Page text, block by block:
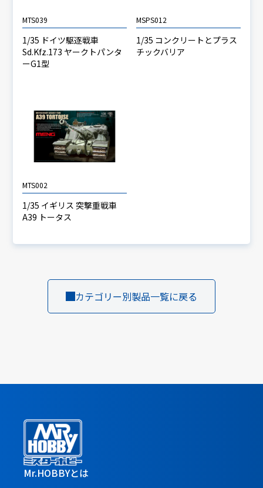
MTS039
1/35 ドイツ駆逐戦車
Sd.Kfz.173 ヤークトパンタ
ーG1型
MSPS012
1/35 コンクリートとプラス
チックバリア
MTS002
1/35 イギリス 突撃重戦車
A39 トータス
カテゴリー別製品一覧に戻る
Mr.HOBBYとは